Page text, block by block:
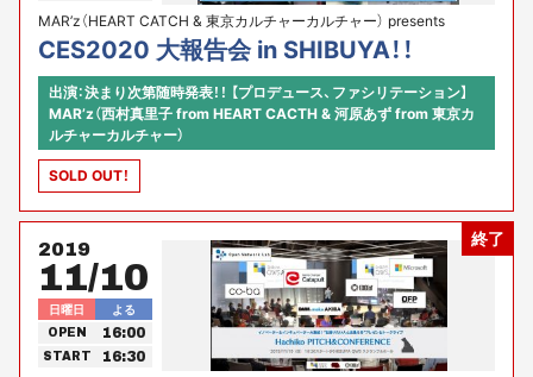
MAR’z（HEART CATCH & 東京カルチャーカルチャー） presents
CES2020 大報告会 in SHIBUYA！！
出演：決まり次第随時発表！！ 【プロデュース、ファシリテーション】
MAR’z（西村真里子 from HEART CACTH & 河原あず from 東京カ
ルチャーカルチャー）
SOLD OUT！
終了
2019
11/10
日曜日 よる
OPEN 16:00
START 16:30